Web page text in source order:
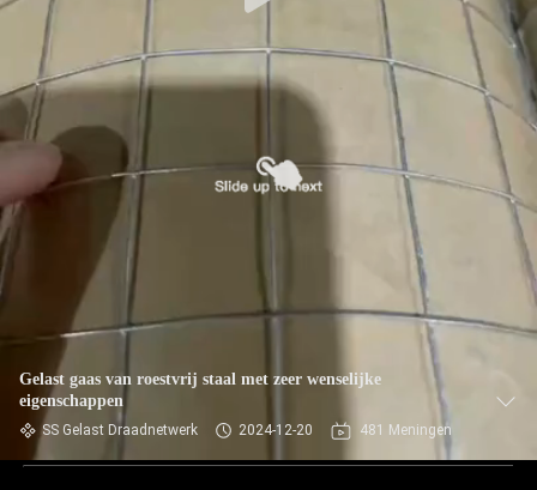
Gelast gaas van roestvrij staal met zeer wenselijke
eigenschappen
SS Gelast Draadnetwerk 2024-12-20 481 Meningen